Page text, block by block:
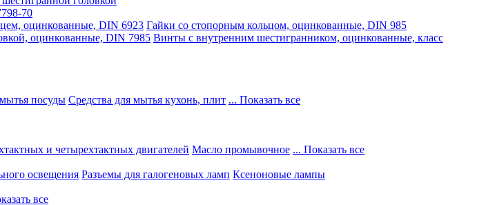
70
оцинкованные, DIN 6923 Гайки со стопорным кольцом, оцинкованные, DIN 985
оцинкованные, DIN 7985 Винты с внутренним шестигранником, оцинкованные, класс
посуды Средства для мытья кухонь, плит ... Показать все
и четырехтактных двигателей Масло промывочное ... Показать все
освещения Разъемы для галогеновых ламп Ксеноновые лампы
все